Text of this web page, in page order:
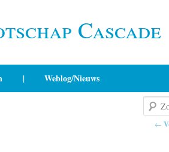
Cascade
| Weblog/Nieuws
←